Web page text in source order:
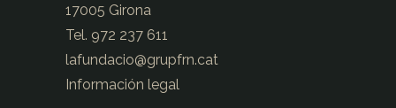
17005 Girona
Tel. 972 237 611
lafundacio@grupfrn.cat
Información legal